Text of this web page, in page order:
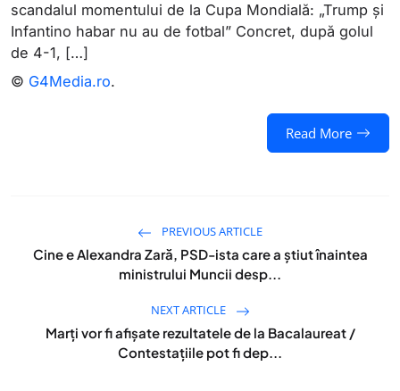
scandalul momentului de la Cupa Mondială: „Trump și
Infantino habar nu au de fotbal” Concret, după golul
de 4-1, […]
© G4Media.ro.
Read More
PREVIOUS ARTICLE
Cine e Alexandra Zară, PSD-ista care a știut înaintea
ministrului Muncii desp...
NEXT ARTICLE
Marți vor fi afișate rezultatele de la Bacalaureat /
Contestațiile pot fi dep...